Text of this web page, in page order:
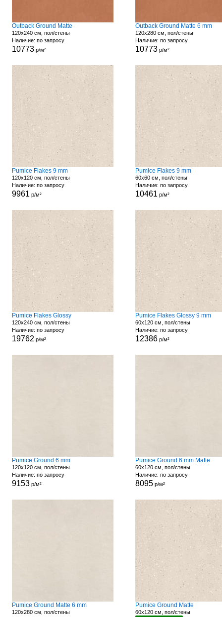
Outback Ground Matte
120x240 см, пол/стены
Наличие: по запросу
10773р/м²
Outback Ground Matte 6 mm
120x280 см, пол/стены
Наличие: по запросу
10773р/м²
Pumice Flakes 9 mm
120x120 см, пол/стены
Наличие: по запросу
9961 р/м²
Pumice Flakes 9 mm
60x60 см, пол/стены
Наличие: по запросу
10461 р/м²
Pumice Flakes Glossy
120x240 см, пол/стены
Наличие: по запросу
19762 р/м²
Pumice Flakes Glossy 9 mm
60x120 см, пол/стены
Наличие: по запросу
12386р/м²
Pumice Ground 6 mm
120x120 см, пол/стены
Наличие: по запросу
9153р/м²
Pumice Ground 6 mm Matte
60x120 см, пол/стены
Наличие: по запросу
8095р/м²
Pumice Ground Matte 6 mm
120x280 см, пол/стены
Pumice Ground Matte
60x120 см, пол/стены